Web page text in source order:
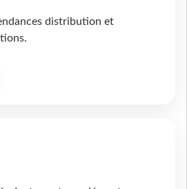
distribution et